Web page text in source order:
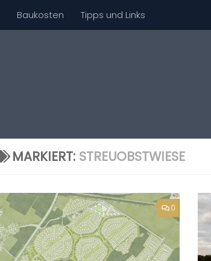
Baukosten Tipps und Links
MARKIERT: STREUOBSTWIESE
0